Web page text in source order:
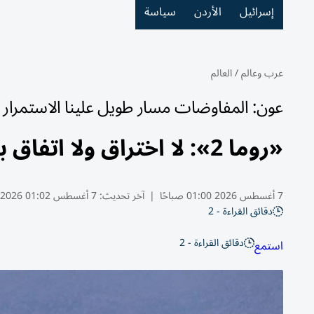
إسرائيل الأردن سياسة
عرب وعالم/العالم
عون: المفاوضات مسار طويل علينا
«روما 2»: لا اختراق ولا اتفاق بشأن المناطق التجريبية في لبنان
7 أغسطس 2026 01:00 صباحًا | آخر تحديث:7 أغسطس 01:02 2026
دقائق القراءة - 2
استمع دقائق القراءة - 2